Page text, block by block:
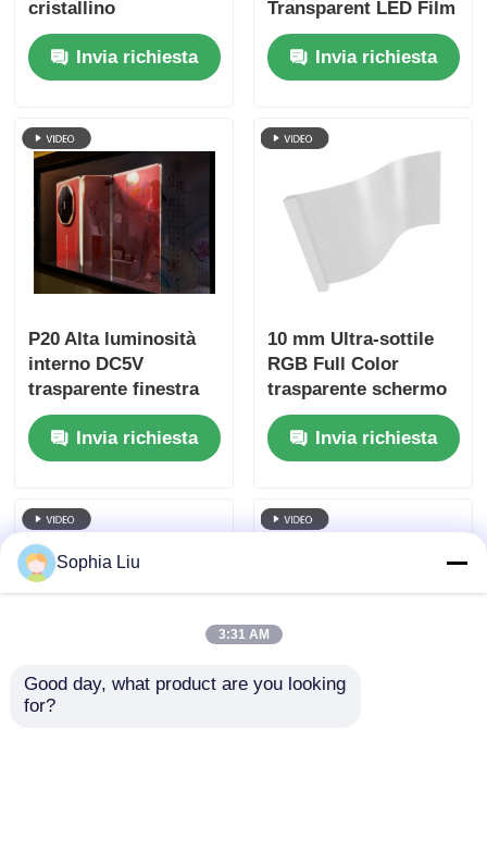
cristallino
trasparente schermo
multimediale digitale
per il commercio al
centro espositivo
aeroporto terminale e
vetrina di lusso
Invia richiesta
Transparent LED Film
Screen, Dimensione
del gabinetto
personalizzato, Film
trasparenza per la
commerciale della
vetrina del centro
commerciale
Invia richiesta
P20 Alta luminosità
interno DC5V
trasparente finestra
LED Display di buona
qualità Pantalla LED
trasparente schermo
Invia richiesta
10 mm Ultra-sottile
RGB Full Color
trasparente schermo
a LED con dimensioni
personalizzate per la
pubblicità
Invia richiesta
Sophia Liu
3:31 AM
Good day, what product are you looking
for?